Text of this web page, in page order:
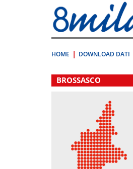
direttamente
a:
Contenuto
HOME DOWNLOAD DATI
.
BROSSASCO